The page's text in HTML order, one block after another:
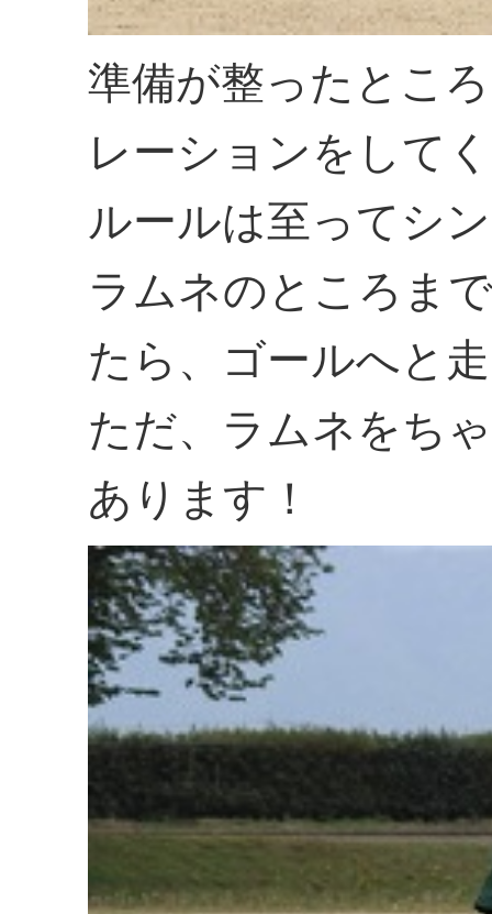
準備が整ったとこ
レーションをして
ルールは至ってシ
ラムネのところま
たら、ゴールへと
ただ、ラムネをち
あります！